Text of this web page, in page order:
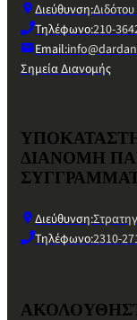
Διεύθυνση:
Τηλέφωνο:210-
Email:
Σημεία Διανομής
ΔΙΑΝΟΜΗ
Διεύθυνση:
Τηλέφωνο:2310-